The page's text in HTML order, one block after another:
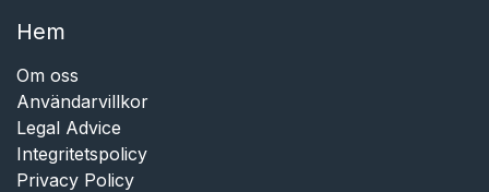
Hem​​
Om oss
Användarvillkor
Legal Advice
Integritetspolicy
Privacy Policy